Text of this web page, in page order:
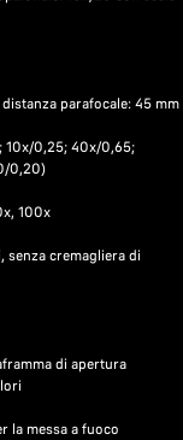
parafocale: 45 mm
10x/0,25; 40x/0,65;
0,20)
100x
senza cremagliera di
di apertura
la messa a fuoco